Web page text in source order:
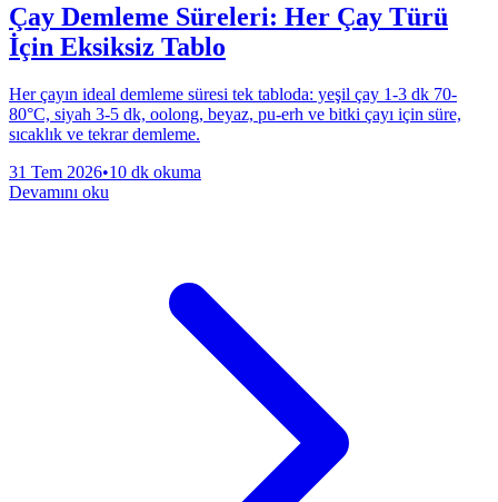
Çay Demleme Süreleri: Her Çay Türü
İçin Eksiksiz Tablo
Her çayın ideal demleme süresi tek tabloda: yeşil çay 1-3 dk 70-
80°C, siyah 3-5 dk, oolong, beyaz, pu-erh ve bitki çayı için süre,
sıcaklık ve tekrar demleme.
31 Tem 2026•10 dk okuma
Devamını oku